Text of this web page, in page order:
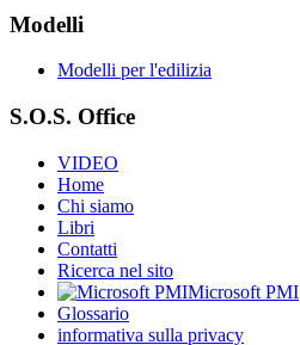
Modelli
Modelli per l'edilizia
S.O.S. Office
VIDEO
Home
Chi siamo
Libri
Contatti
Ricerca nel sito
Microsoft PMI
Glossario
informativa sulla privacy